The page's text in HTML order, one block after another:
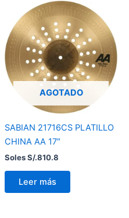
AGOTADO
SABIAN 21716CS PLATILLO
CHINA AA 17″
Soles S/.810.8
Leer más